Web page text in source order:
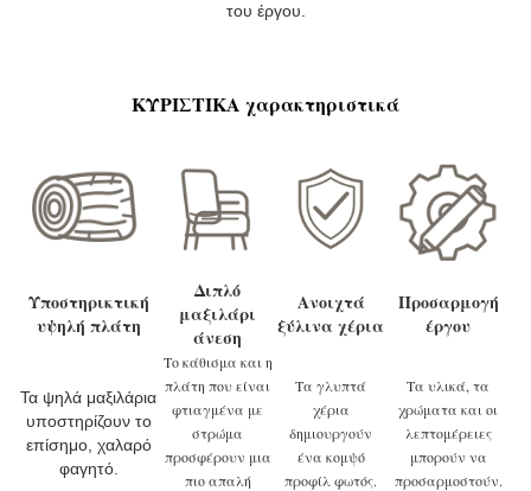
του έργου.
ΚΥΡΙΣΤΙΚΑ χαρακτηριστικά
Υποστηρικτική
υψηλή πλάτη
Διπλό
μαξιλάρι
άνεση
Ανοιχτά
ξύλινα χέρια
Προσαρμογή
έργου
Τα ψηλά μαξιλάρια
υποστηρίζουν το
επίσημο, χαλαρό
φαγητό.
Το κάθισμα και η
πλάτη που είναι
φτιαγμένα με
στρώμα
προσφέρουν μια
πιο απαλή
Τα γλυπτά
χέρια
δημιουργούν
ένα κομψό
προφίλ φωτός.
Τα υλικά, τα
χρώματα και οι
λεπτομέρειες
μπορούν να
προσαρμοστούν.